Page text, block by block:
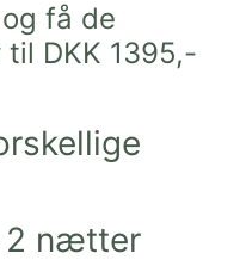
få de
DKK 1395,-
2 nætter